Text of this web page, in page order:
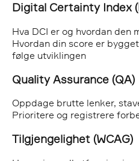
Digital Certainty Index
Hva DCI er og hvordan den
Hvordan din score er
følge utviklingen
Quality Assurance (QA)
Oppdage brutte lenker,
Prioritere og registrere
Tilgjengelighet (WCAG)